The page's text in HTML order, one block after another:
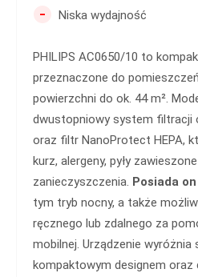
- Niska wydajność
PHILIPS AC0650/10 to
przeznaczone do
powierzchni do ok. 44 m².
dwustopniowy system filtracji
oraz filtr NanoProtect HEPA,
kurz, alergeny, pyły
zanieczyszczenia. Posiada
tym tryb nocny, a także
ręcznego lub zdalnego za
mobilnej. Urządzenie wyróżnia
kompaktowym designem oraz